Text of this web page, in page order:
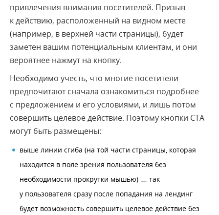
привлечения внимания посетителей. Призыв
к действию, расположенный на видном месте
(например, в верхней части страницы), будет
заметен вашим потенциальным клиентам, и они
вероятнее нажмут на кнопку.
Необходимо учесть, что многие посетители
предпочитают сначала ознакомиться подробнее
с предложением и его условиями, и лишь потом
совершить целевое действие. Поэтому кнопки СТА
могут быть размещены:
выше линии сгиба (на той части страницы, которая
находится в поле зрения пользователя без
необходимости прокрутки мышью) ㅡ так
у пользователя сразу после попадания на лендинг
будет возможность совершить целевое действие без